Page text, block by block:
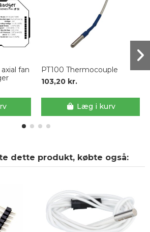
fan
PT100 Thermocouple
103,20 kr.
Læg i kurv
dette produkt, købte også: